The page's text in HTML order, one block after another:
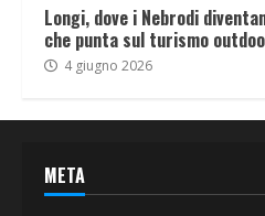
Longi, dove i Nebrodi
che punta sul turismo
4 giugno 2026
META